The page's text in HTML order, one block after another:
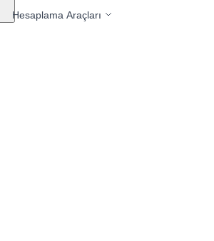
Hesaplama Araçları